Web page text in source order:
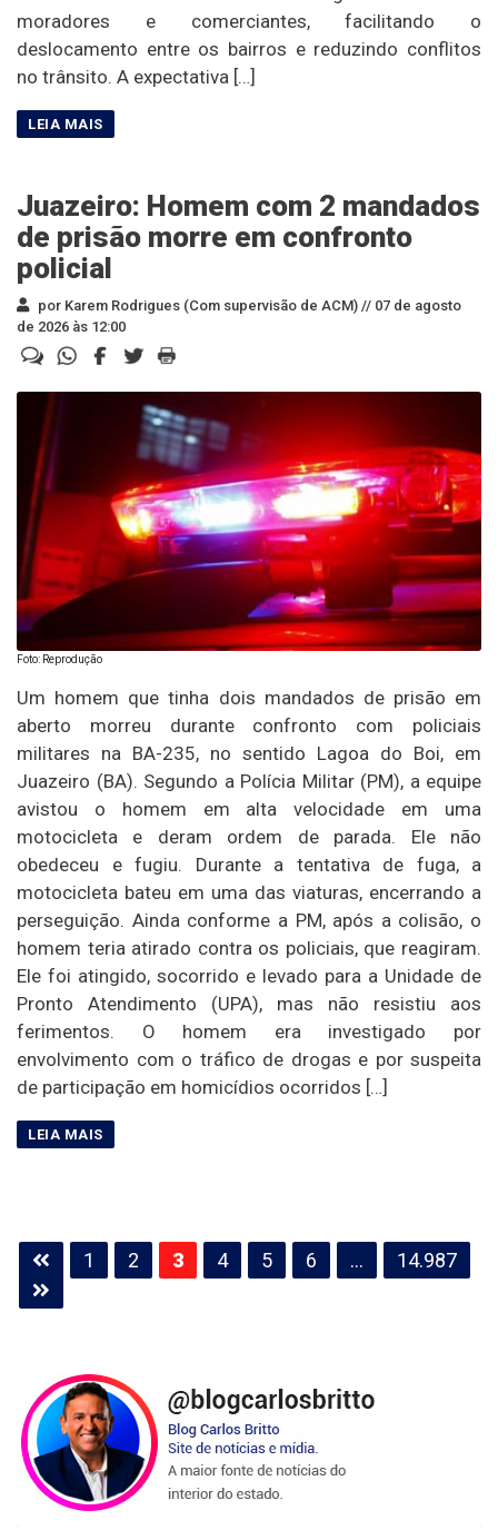
moradores e comerciantes, facilitando o
deslocamento entre os bairros e reduzindo conflitos
no trânsito. A expectativa […]
Juazeiro: Homem com 2 mandados
de prisão morre em confronto
policial
por Karem Rodrigues (Com supervisão de ACM) // 07 de agosto
de 2026 às 12:00
Foto: Reprodução
Um homem que tinha dois mandados de prisão em
aberto morreu durante confronto com policiais
militares na BA-235, no sentido Lagoa do Boi, em
Juazeiro (BA). Segundo a Polícia Militar (PM), a equipe
avistou o homem em alta velocidade em uma
motocicleta e deram ordem de parada. Ele não
obedeceu e fugiu. Durante a tentativa de fuga, a
motocicleta bateu em uma das viaturas, encerrando a
perseguição. Ainda conforme a PM, após a colisão, o
homem teria atirado contra os policiais, que reagiram.
Ele foi atingido, socorrido e levado para a Unidade de
Pronto Atendimento (UPA), mas não resistiu aos
ferimentos. O homem era investigado por
envolvimento com o tráfico de drogas e por suspeita
de participação em homicídios ocorridos […]
Paginação
de
posts
1 2 3 4 5 6 … 14.987